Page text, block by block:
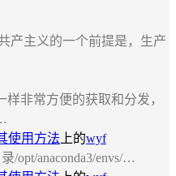
产主义的一个前提是，生产
非常方便的获取和分发，
使用方法上的wyf
/opt/anaconda3/envs/…